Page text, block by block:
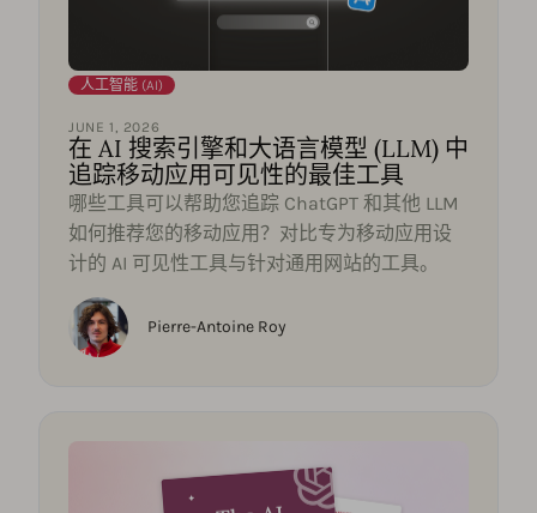
人工智能 (AI)
JUNE 1, 2026
在 AI 搜索引擎和大语言模型 (LLM) 中
追踪移动应用可见性的最佳工具
哪些工具可以帮助您追踪 ChatGPT 和其他 LLM
如何推荐您的移动应用？对比专为移动应用设
计的 AI 可见性工具与针对通用网站的工具。
Pierre-Antoine Roy